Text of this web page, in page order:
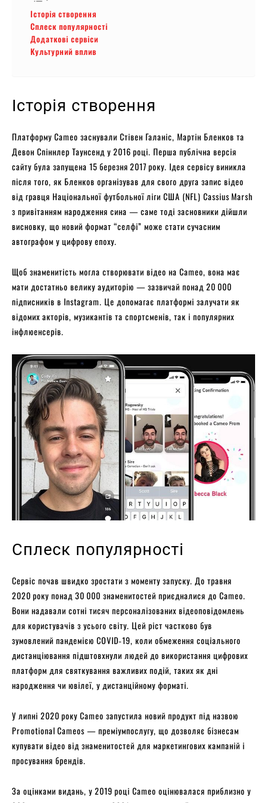
Історія створення
Сплеск популярності
Додаткові сервіси
Культурний вплив
Історія створення
Платформу Cameo заснували Стівен Галаніс, Мартін Бленков та
Девон Спіннлер Таунсенд у 2016 році. Перша публічна версія
сайту була запущена 15 березня 2017 року. Ідея сервісу виникла
після того, як Бленков організував для свого друга запис відео
від гравця Національної футбольної ліги США (NFL) Cassius Marsh
з привітанням народження сина — саме тоді засновники дійшли
висновку, що новий формат “селфі” може стати сучасним
автографом у цифрову епоху.
Щоб знаменитість могла створювати відео на Cameo, вона має
мати достатньо велику аудиторію — зазвичай понад 20 000
підписників в Instagram. Це допомагає платформі залучати як
відомих акторів, музикантів та спортсменів, так і популярних
інфлюенсерів.
Сплеск популярності
Сервіс почав швидко зростати з моменту запуску. До травня
2020 року понад 30 000 знаменитостей приєдналися до Cameo.
Вони надавали сотні тисяч персоналізованих відеоповідомлень
для користувачів з усього світу. Цей ріст частково був
зумовлений пандемією COVID‑19, коли обмеження соціального
дистанціювання підштовхнули людей до використання цифрових
платформ для святкування важливих подій, таких як дні
народження чи ювілеї, у дистанційному форматі.
У липні 2020 року Cameo запустила новий продукт під назвою
Promotional Cameos — преміумпослугу, що дозволяє бізнесам
купувати відео від знаменитостей для маркетингових кампаній і
просування брендів.
За оцінками видань, у 2019 році Cameo оцінювалася приблизно у